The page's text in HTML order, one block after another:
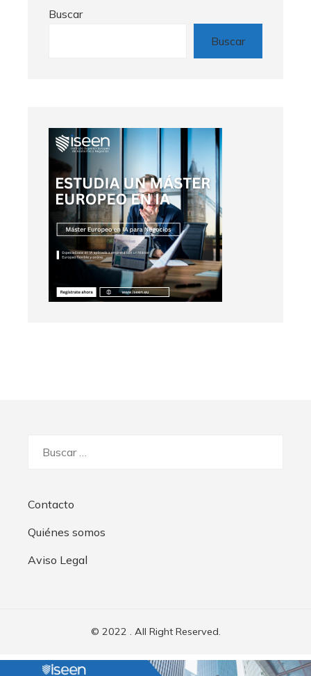
Buscar
Buscar
Contacto
Quiénes somos
Aviso Legal
© 2022 . All Right Reserved.